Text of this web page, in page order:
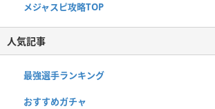
メジャスピ攻略TOP
人気記事
最強選手ランキング
おすすめガチャ